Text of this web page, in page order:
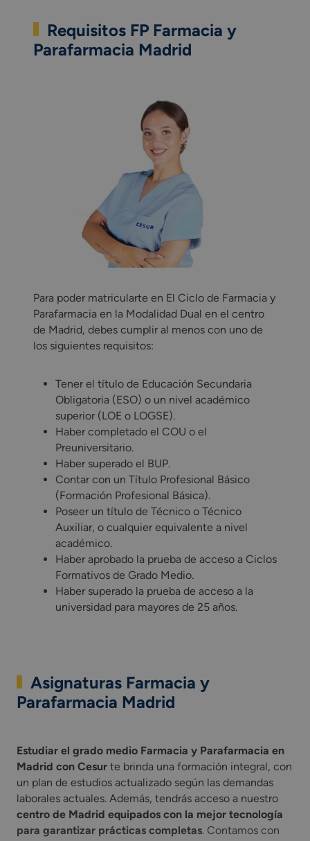
Requisitos FP Farmacia y
Parafarmacia Madrid
Para poder matricularte en El Ciclo de Farmacia y
Parafarmacia en la Modalidad Dual en el centro
de Madrid, debes cumplir al menos con uno de
los siguientes requisitos:
Tener el título de Educación Secundaria
Obligatoria (ESO) o un nivel académico
superior (LOE o LOGSE).
Haber completado el COU o el
Preuniversitario.
Haber superado el BUP.
Contar con un Título Profesional Básico
(Formación Profesional Básica).
Poseer un título de Técnico o Técnico
Auxiliar, o cualquier equivalente a nivel
académico.
Haber aprobado la prueba de acceso a Ciclos
Formativos de Grado Medio.
Haber superado la prueba de acceso a la
universidad para mayores de 25 años.
Asignaturas Farmacia y
Parafarmacia Madrid
Estudiar el grado medio Farmacia y Parafarmacia en
Madrid con Cesur te brinda una formación integral, con
un plan de estudios actualizado según las demandas
laborales actuales. Además, tendrás acceso a nuestro
centro de Madrid equipados con la mejor tecnología
para garantizar prácticas completas. Contamos con